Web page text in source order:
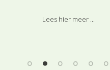
is, van gaafrandig
Lees hier meer ...